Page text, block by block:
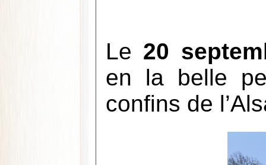
Le 20
en la belle
confins de